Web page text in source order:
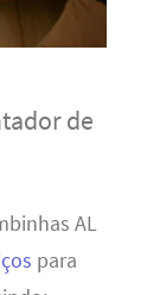
de
AL
para